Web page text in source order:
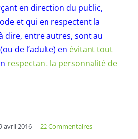
en direction du public,
et qui en respectent la
dire, entre autres, sont au
de l’adulte) en évitant tout
respectant la personnalité de
avril 2016 | 22 Commentaires